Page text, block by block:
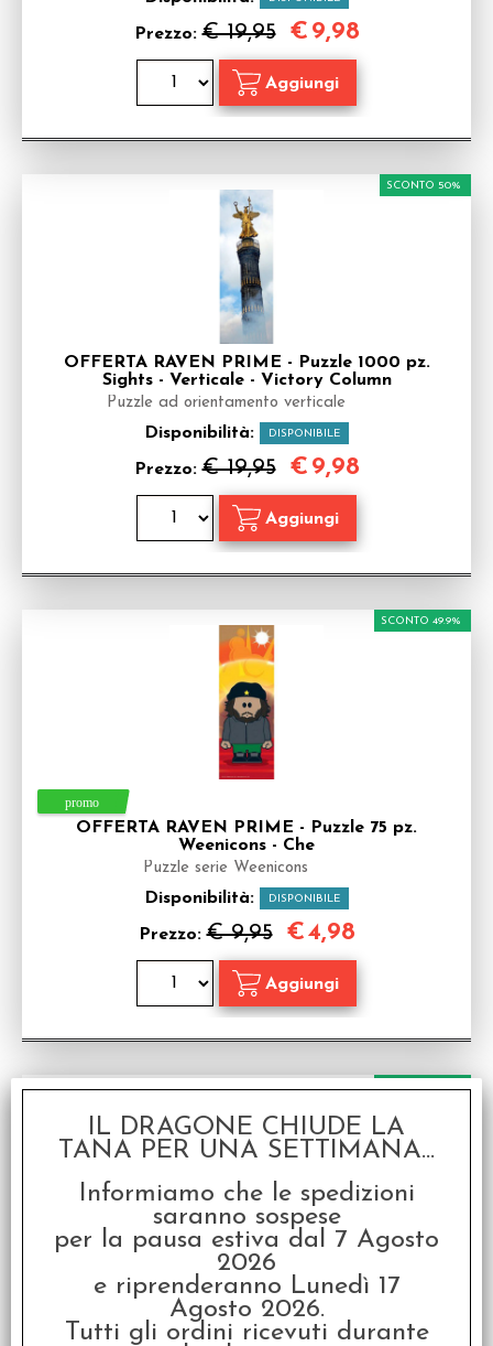
Prezzo:€ 19,95 € 9,98
OFFERTA RAVEN PRIME - Puzzle 1000 pz.
Sights - Verticale - Victory Column
Puzzle ad orientamento verticale
Disponibilità: DISPONIBILE
Prezzo:€ 19,95
SCONTO 50%
€ 9,98
OFFERTA RAVEN PRIME - Puzzle 75 pz.
Weenicons - Che
Puzzle serie Weenicons
Disponibilità: DISPONIBILE
Prezzo:€ 9,95
SCONTO 49.9%
€4,98
OFFERTA RAVEN PRIME - Puzzle 75 pz.
Weenicons - Maddy
Puzzle serie Weenicons
IL DRAGONE CHIUDE LA
TANA PER UNA SETTIMANA...
Informiamo che le spedizioni
saranno sospese
per la pausa estiva dal 7 Agosto
2026
e riprenderanno Lunedì 17
Agosto 2026.
Tutti gli ordini ricevuti durante